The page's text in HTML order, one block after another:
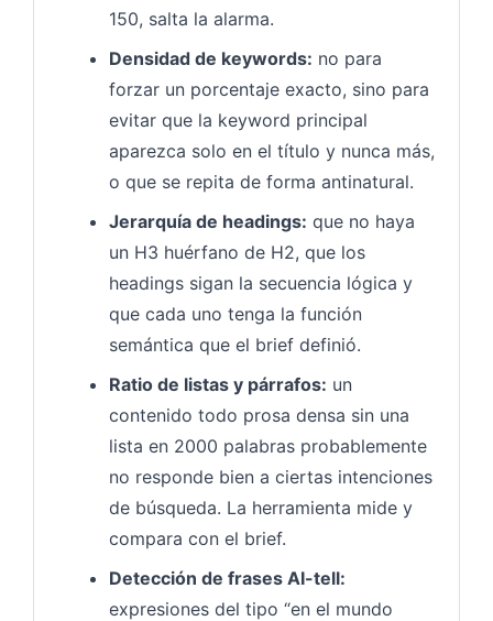
150, salta la alarma.
Densidad de keywords: no para
forzar un porcentaje exacto, sino para
evitar que la keyword principal
aparezca solo en el título y nunca más,
o que se repita de forma antinatural.
Jerarquía de headings: que no haya
un H3 huérfano de H2, que los
headings sigan la secuencia lógica y
que cada uno tenga la función
semántica que el brief definió.
Ratio de listas y párrafos: un
contenido todo prosa densa sin una
lista en 2000 palabras probablemente
no responde bien a ciertas intenciones
de búsqueda. La herramienta mide y
compara con el brief.
Detección de frases AI-tell:
expresiones del tipo “en el mundo